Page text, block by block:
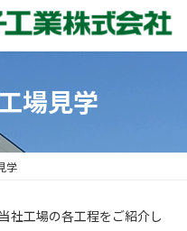
場見学
学
社工場の各工程をご紹介し